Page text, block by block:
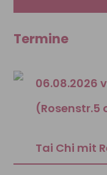
Termine
06.08.2026
(Rosenstr.5
Tai Chi mit